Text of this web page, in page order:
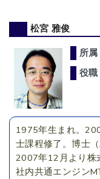
松宮 雅俊
所属
役職
1975年生まれ。
士課程修了。博士（
2007年12月より株
社内共通エンジン